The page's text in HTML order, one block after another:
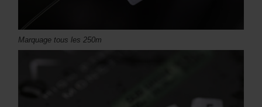
Marquage tous les 250m